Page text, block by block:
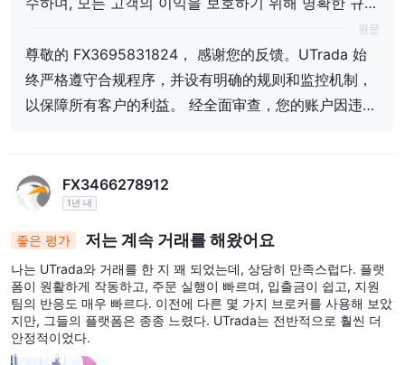
검토 결과, 귀하의 계정은 거래 정책 위반으로 인해 서
비스가 종료되었으며, 이는 《고객 계약》의 관련 조항
에 부합하는 조치입니다. UTrada는 항상 신뢰, 투명성,
그리고 탁월한 서비스를 위해 노력해 왔습니다. 이 문제
원문
尊敬的 FX3695831824， 感谢您的反馈。UTrada 始
终严格遵守合规程序，并设有明确的规则和监控机制，
以保障所有客户的利益。 经全面审查，您的账户因违反
如您希望进一步讨论此事，请随时与我们直接联系。
FX3466278912
1년 내
좋은 평가 저는 계속 거래를 해왔어요
나는 UTrada와 거래를 한 지 꽤 되었는데, 상당히 만족스럽다. 플랫
폼이 원활하게 작동하고, 주문 실행이 빠르며, 입출금이 쉽고, 지원
팀의 반응도 매우 빠르다. 이전에 다른 몇 가지 브로커를 사용해 보았
지만, 그들의 플랫폼은 종종 느렸다. UTrada는 전반적으로 훨씬 더
안정적이었다.